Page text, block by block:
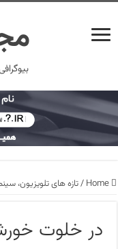
Home
/تازه های تلویزیون،
در خلوت